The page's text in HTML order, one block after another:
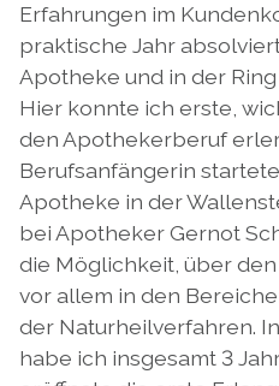
Erfahrungen im
praktische Jahr
Apotheke und in der
Hier konnte ich erste,
den Apothekerberuf
Berufsanfängerin
Apotheke in der
bei Apotheker Gernot
die Möglichkeit, über
vor allem in den
der Naturheilverfahren.
habe ich insgesamt 3